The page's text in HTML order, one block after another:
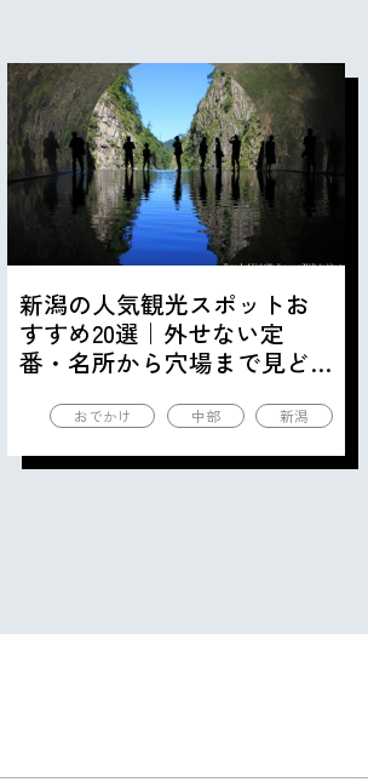
新潟の人気観光スポットお
すすめ20選｜外せない定
番・名所から穴場まで見ど
おでかけ 中部 新潟